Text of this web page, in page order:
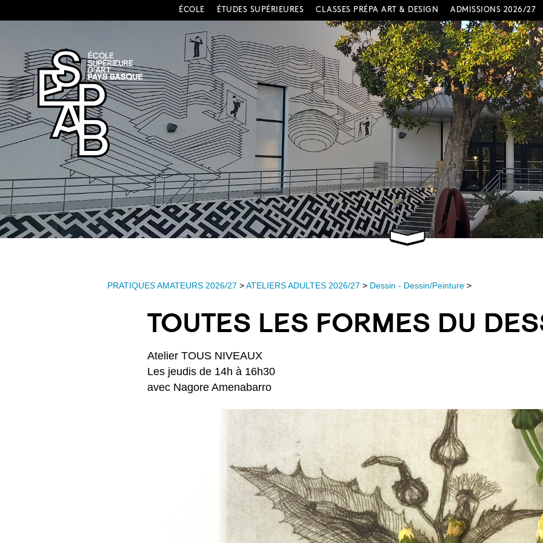
ÉCOLE ÉTUDES SUPÉRIEURES CLASSES PRÉPA ART & DESIGN ADMISSIONS 2026/27
PRATIQUES AMATEURS 2026/27 >ATELIERS ADULTES 2026/27 > Dessin - Dessin/Peinture>
TOUTES LES FORMES DU
Atelier TOUS NIVEAUX
Les jeudis de 14h à 16h30
avec Nagore Amenabarro